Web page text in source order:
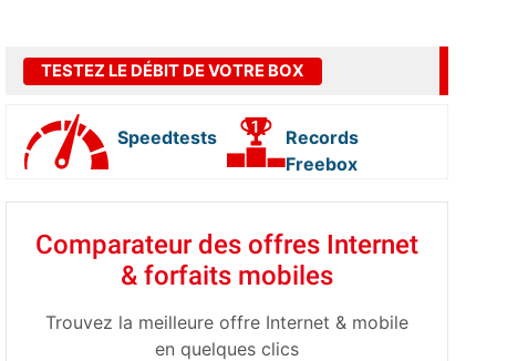
TESTEZ LE DÉBIT DE VOTRE BOX
Speedtests
Records
Freebox
Comparateur des offres Internet
& forfaits mobiles
Trouvez la meilleure offre Internet & mobile
en quelques clics